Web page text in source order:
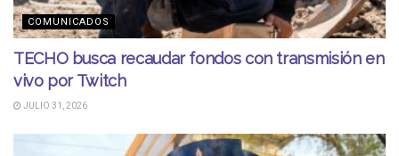
COMUNICADOS
TECHO busca recaudar fondos con transmisión en
vivo por Twitch
JULIO 31, 2026